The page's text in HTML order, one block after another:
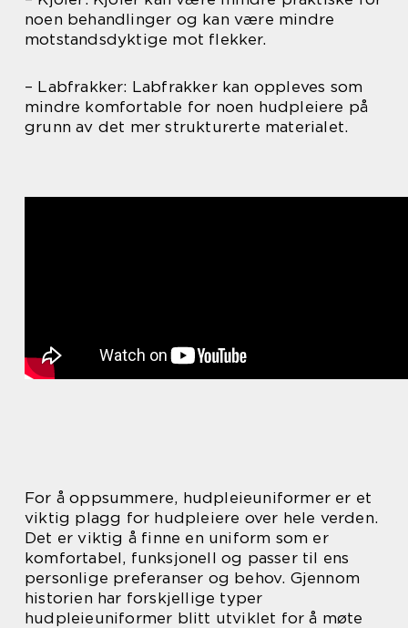
noen behandlinger og kan være mindre
motstandsdyktige mot flekker.
– Labfrakker: Labfrakker kan oppleves som
mindre komfortable for noen hudpleiere på
grunn av det mer strukturerte materialet.
For å oppsummere, hudpleieuniformer er et
viktig plagg for hudpleiere over hele verden.
Det er viktig å finne en uniform som er
komfortabel, funksjonell og passer til ens
personlige preferanser og behov. Gjennom
historien har forskjellige typer
hudpleieuniformer blitt utviklet for å møte